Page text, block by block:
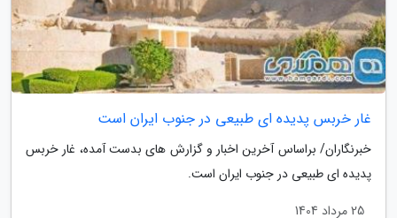
غار خربس پدیده ای طبیعی در جنوب ایران است
خبرنگاران/ براساس آخرین اخبار و گزارش های بدست آمده، غار خربس
پدیده ای طبیعی در جنوب ایران است.
25 مرداد 1404